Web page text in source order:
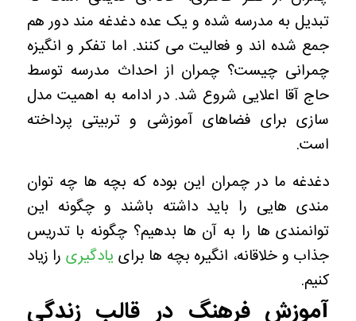
تبدیل به مدرسه شده و یک عده دغدغه مند دور هم
جمع شده اند و فعالیت می کنند. اما تفکر و انگیزه
چمرانی چیست؟ چمران از احداث مدرسه توسط
حاج آقا اعلایی شروع شد. در ادامه به اهمیت مدل
سازی برای فضاهای آموزشی و تربیتی پرداخته
است.
دغدغه ما در چمران این بوده که بچه ها چه توان
مندی هایی را باید داشته باشند و چگونه این
توانمندی ها را به آن ها بدهیم؟ چگونه با تدریس
جذاب و خلاقانه، انگیره بچه ها برای یادگیری را زیاد
کنیم.
آموزش فرهنگ در قالب زندگی